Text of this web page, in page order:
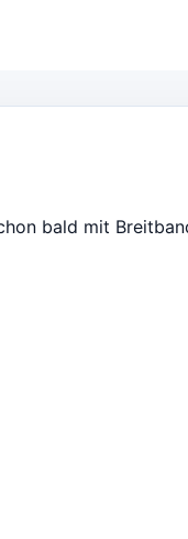
bald mit